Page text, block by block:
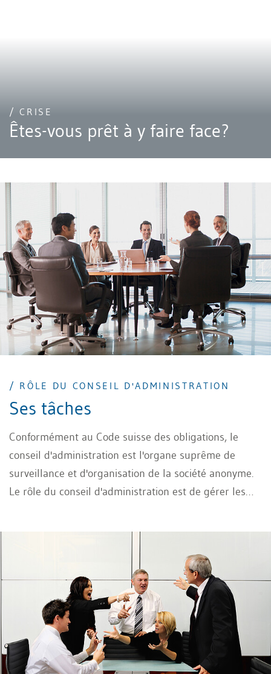
/ CRISE
Êtes-vous prêt à y faire face?
/ RÔLE DU CONSEIL D'ADMINISTRATION
Ses tâches
Conformément au Code suisse des obligations, le
conseil d'administration est l'organe suprême de
surveillance et d'organisation de la société anonyme.
Le rôle du conseil d'administration est de gérer les
d'administration, direction suprême de l'entreprise.